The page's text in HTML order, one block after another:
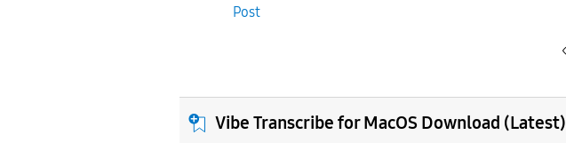
Post
Vibe Transcribe for MacOS Download (Latest)